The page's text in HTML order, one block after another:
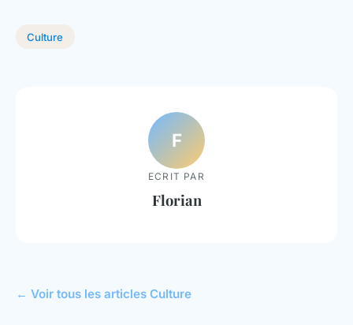
Culture
F
ECRIT PAR
Florian
← Voir tous les articles Culture